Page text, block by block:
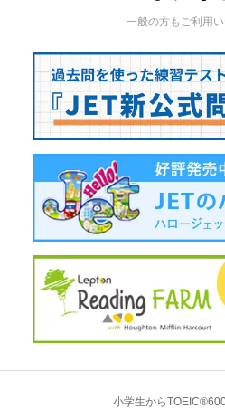
一般の方もご利用
小学生から